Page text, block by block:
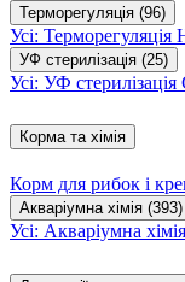
Терморегуляція (96)
Усі: Терморегуляція
УФ стерилізація (25)
Усі: УФ стерилізація
Корма та хімія
Корм для рибок і
Акваріумна хімія (393)
Усі: Акваріумна хімія